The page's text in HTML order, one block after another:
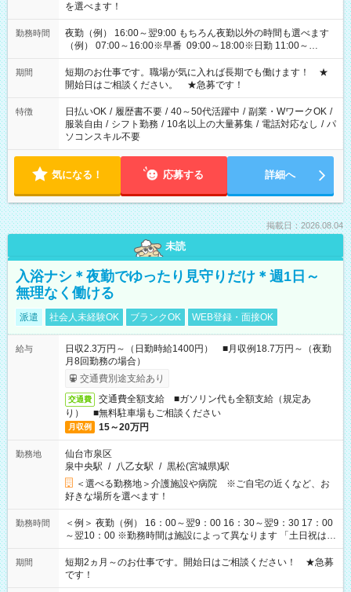
を選べます！
勤務時間
夜勤（例） 16:00～翌9:00 もちろん夜勤以外の時間も選べます
（例） 07:00～16:00※早番 09:00～18:00※日勤 11:00～
20:00※遅番 ※時間は、固定・選べる施設もあるので、ご希望が
あれば調整できます！ ※シフト制。勤務地により実働時間が異
なります。★家庭の都合でお休みが必要な場合も遠慮なくご相
談ください。
期間
短期のお仕事です。職場が気に入れば長期でも働けます！ ★
開始日はご相談ください。 ★急募です！
特徴 日払いOK / 履歴書不要 / 40～50代活躍中 / 副業・WワークOK /
服装自由 / シフト勤務 / 10名以上の大量募集 / 電話対応なし / パ
ソコンスキル不要
気になる！ 応募する 詳細へ
掲載日：2026.08.04
未読
入浴ナシ＊夜勤でゆったり見守りだけ＊週1日～
無理なく働ける
派遣 社会人未経験OK ブランクOK WEB登録・面接OK
給与
日収2.3万円～（日勤時給1400円） ■月収例18.7万円～（夜勤
月8回勤務の場合）
交通費別途支給あり
交通費
交通費全額支給 ■ガソリン代も全額支給（規定あ
り） ■無料駐車場もご相談ください
月収例 15～20万円
勤務地
仙台市泉区
泉中央駅 / 八乙女駅 / 黒松(宮城県)駅
＜選べる勤務地＞介護施設や病院 ※ご自宅の近くなど、お
好きな場所を選べます！
勤務時間
＜例＞ 夜勤（例） 16：00～翌9：00 16：30～翌9：30 17：00
～翌10：00 ※勤務時間は施設によって異なります 「土日祝は休
みたい」 「しっかり稼ぎたい」 「もう少し遅い時間から始めた
い」など ご希望にあったお仕事をご案内いたします。 ※未経験
の方の場合は1～2ヶ月間は日中での仕事を経験いただき、 お
仕事に慣れてからの夜勤になります。 ★家庭の都合でお休みが
期間
短期2ヵ月～のお仕事です。開始日はご相談ください！ ★急募
です！